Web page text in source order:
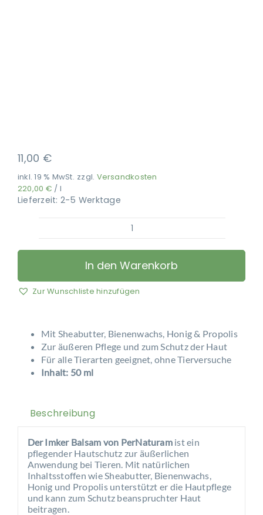
11,00 €
inkl. 19 % MwSt. zzgl. Versandkosten
220,00 € / l
Lieferzeit: 2-5 Werktage
PerNaturam
-
Imker
Menge
In den Warenkorb
Zur Wunschliste hinzufügen
Mit Sheabutter, Bienenwachs, Honig & Propolis
Zur äußeren Pflege und zum Schutz der Haut
Für alle Tierarten geeignet, ohne Tierversuche
Inhalt: 50 ml
Beschreibung
Der Imker Balsam von PerNaturamist ein
pflegender Hautschutz zur äußerlichen
Anwendung bei Tieren. Mit natürlichen
Inhaltsstoffen wie Sheabutter, Bienenwachs,
Honig und Propolis unterstützt er die Hautpflege
und kann zum Schutz beanspruchter Haut
beitragen.